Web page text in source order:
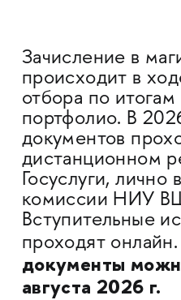
Зачисление в
происходит в
отбора по итогам
портфолио. В
документов
дистанционном
Госуслуги,
комиссии НИУ
Вступительные
проходят онлайн.
документы
августа 2026 г.